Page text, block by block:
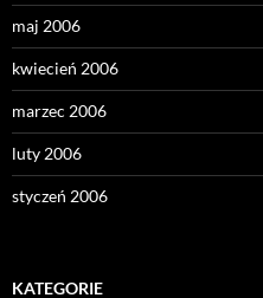
maj 2006
kwiecień 2006
marzec 2006
luty 2006
styczeń 2006
KATEGORIE